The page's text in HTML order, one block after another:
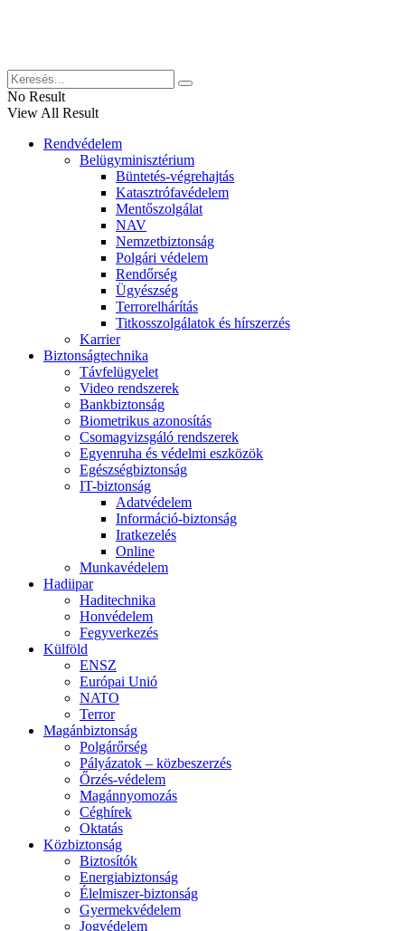
No Result
View All Result
Rendvédelem
Belügyminisztérium
Büntetés-végrehajtás
Katasztrófavédelem
Mentőszolgálat
NAV
Nemzetbiztonság
Polgári védelem
Rendőrség
Ügyészség
Terrorelhárítás
Titkosszolgálatok és hírszerzés
Karrier
Biztonságtechnika
Távfelügyelet
Video rendszerek
Bankbiztonság
Biometrikus azonosítás
Csomagvizsgáló rendszerek
Egyenruha és védelmi eszközök
Egészségbiztonság
IT-biztonság
Adatvédelem
Információ-biztonság
Iratkezelés
Online
Munkavédelem
Hadiipar
Haditechnika
Honvédelem
Fegyverkezés
Külföld
ENSZ
Európai Unió
NATO
Terror
Magánbiztonság
Polgárőrség
Pályázatok – közbeszerzés
Őrzés-védelem
Magánnyomozás
Céghírek
Oktatás
Közbiztonság
Biztosítók
Energiabiztonság
Élelmiszer-biztonság
Gyermekvédelem
Jogvédelem